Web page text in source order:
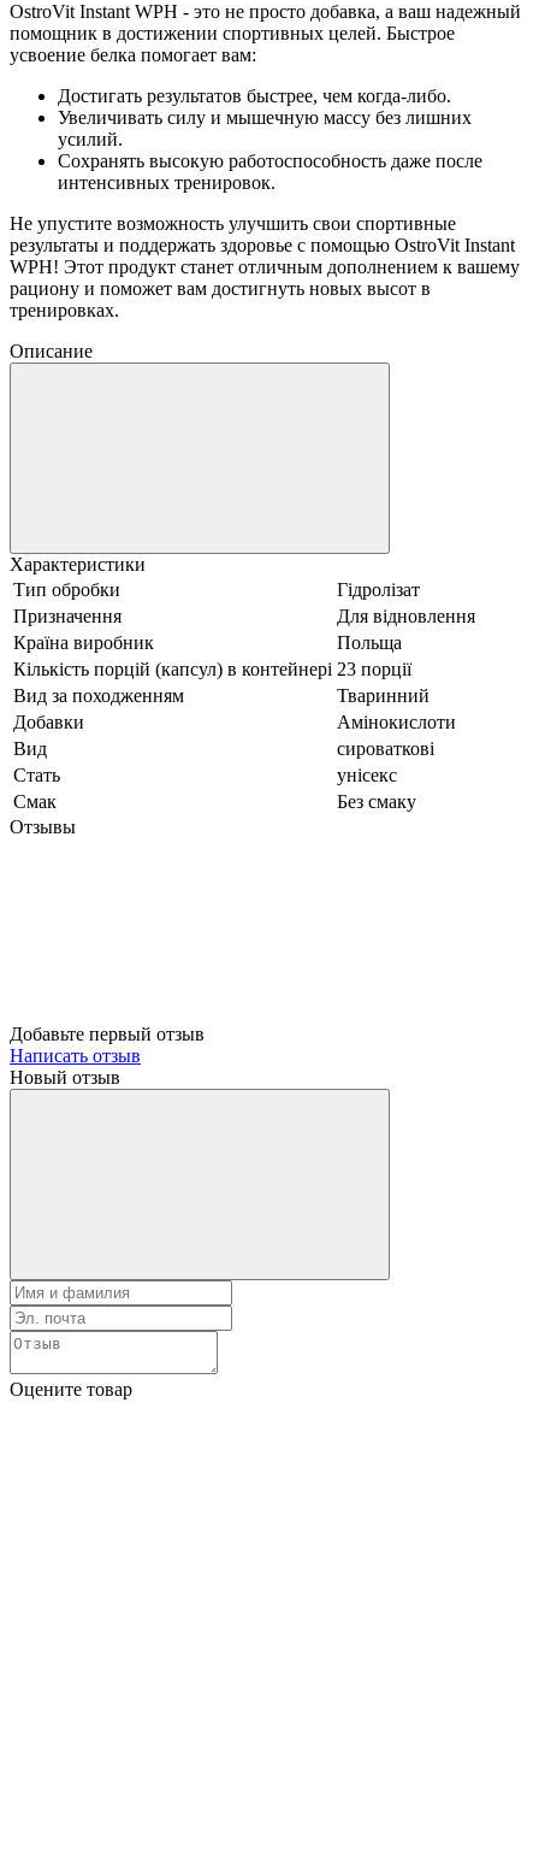
OstroVit Instant WPH - это не просто добавка, а ваш надежный
помощник в достижении спортивных целей. Быстрое
усвоение белка помогает вам:
Достигать результатов быстрее, чем когда-либо.
Увеличивать силу и мышечную массу без лишних
усилий.
Сохранять высокую работоспособность даже после
интенсивных тренировок.
Не упустите возможность улучшить свои спортивные
результаты и поддержать здоровье с помощью OstroVit Instant
WPH! Этот продукт станет отличным дополнением к вашему
рациону и поможет вам достигнуть новых высот в
тренировках.
Описание
Характеристики
Тип обробки
Гідролізат
Призначення
Для відновлення
Країна виробник
Польща
Кількість порцій (капсул) в контейнері 23 порції
Вид за походженням
Тваринний
Добавки
Амінокислоти
Вид
сироваткові
Стать
унісекс
Смак
Без смаку
Отзывы
Добавьте первый отзыв
Написать отзыв
Новый отзыв
Оцените товар